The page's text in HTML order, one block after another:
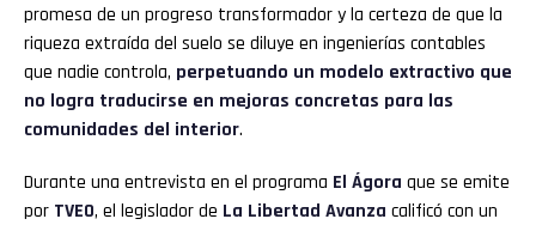
promesa de un progreso transformador y la certeza de que la
riqueza extraída del suelo se diluye en ingenierías contables
que nadie controla, perpetuando un modelo extractivo que
no logra traducirse en mejoras concretas para las
comunidades del interior.
Durante una entrevista en el programa El Ágora que se emite
por TVEO, el legislador de La Libertad Avanza calificó con un